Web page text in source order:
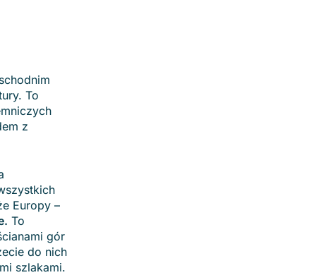
To
z
Europy –
To
gór
do nich
szlakami.